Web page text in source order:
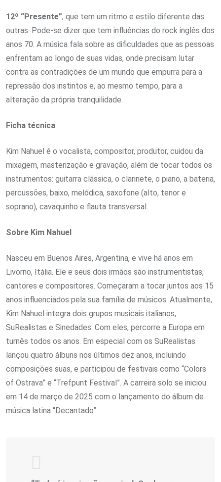
12º “Presente”, que tem um ritmo e estilo diferente das
outras. Pode-se dizer que tem influências do rock inglês dos
anos 70. A música fala sobre as dificuldades que as pessoas
enfrentam ao longo de suas vidas, onde precisam lutar
contra as contradições de um mundo que empurra para a
repressão dos instintos e, ao mesmo tempo, para a
alteração da própria tranquilidade.
Ficha técnica
Kim Nahuel é o vocalista, compositor, produtor, cuidou da
mixagem, masterização e gravação, além de tocar todos os
instrumentos: guitarra clássica, o clarinete, o piano, a bateria,
percussões, baixo, melódica, saxofone (alto, tenor e
soprano), cavaquinho e flauta transversal.
Sobre Kim Nahuel
Nasceu em Buenos Aires, Argentina, e vive há anos em
Livorno, Itália. Ele e seus dois irmãos são instrumentistas,
cantores e compositores. Começaram a tocar juntos aos 15
anos influenciados pela sua família de músicos. Atualmente,
Kim Nahuel integra dois grupos musicais italianos,
SuRealistas e Sinedades. Com eles, percorre a Europa em
turnês todos os anos. Em especial com os SuRealistas
lançou quatro álbuns nos últimos dez anos, incluindo
composições suas, e participou de festivais como “Colors
of Ostrava” e “Trefpunt Festival”. A carreira solo se iniciou
em 14 de março de 2025 com o lançamento do álbum de
música latina “Decantado”.